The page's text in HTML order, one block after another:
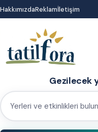
İçeriğe
atla
HakkımızdaReklamİletişim
Gezilecek
Yerleri